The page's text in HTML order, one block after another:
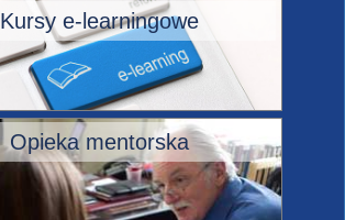
Kursy e-learningowe
Opieka mentorska